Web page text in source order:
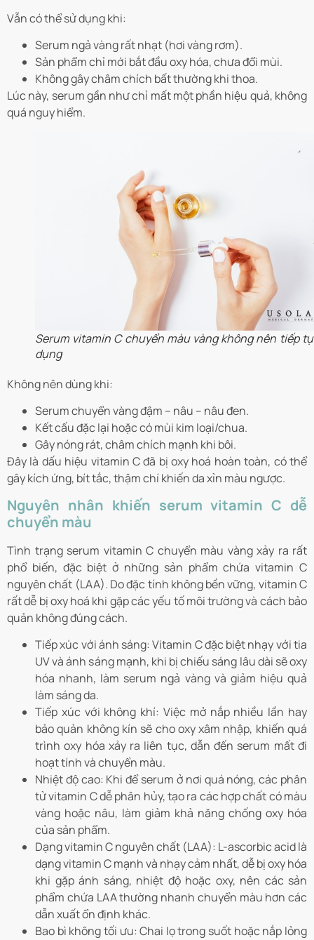
Vẫn có thể sử dụng khi:
Serum ngả vàng rất nhạt (hơi vàng rơm).
Sản phẩm chỉ mới bắt đầu oxy hóa, chưa đổi mùi.
Không gây châm chích bất thường khi thoa.
Lúc này, serum gần như chỉ mất một phần hiệu quả, không
quá nguy hiểm.
Serum vitamin C chuyển màu vàng không nên tiếp
dụng
Không nên dùng khi:
Serum chuyển vàng đậm – nâu – nâu đen.
Kết cấu đặc lại hoặc có mùi kim loại/chua.
Gây nóng rát, châm chích mạnh khi bôi.
Đây là dấu hiệu vitamin C đã bị oxy hoá hoàn toàn, có thể
gây kích ứng, bít tắc, thậm chí khiến da xỉn màu ngược.
Nguyên nhân khiến serum vitamin C dễ
chuyển màu
Tình trạng serum vitamin C chuyển màu vàng xảy ra rất
phổ biến, đặc biệt ở những sản phẩm chứa vitamin C
nguyên chất (LAA). Do đặc tính không bền vững, vitamin C
rất dễ bị oxy hoá khi gặp các yếu tố môi trường và cách bảo
quản không đúng cách.
Tiếp xúc với ánh sáng: Vitamin C đặc biệt nhạy với tia
UV và ánh sáng mạnh, khi bị chiếu sáng lâu dài sẽ oxy
hóa nhanh, làm serum ngả vàng và giảm hiệu quả
làm sáng da.
Tiếp xúc với không khí: Việc mở nắp nhiều lần hay
bảo quản không kín sẽ cho oxy xâm nhập, khiến quá
trình oxy hóa xảy ra liên tục, dẫn đến serum mất đi
hoạt tính và chuyển màu.
Nhiệt độ cao: Khi để serum ở nơi quá nóng, các phân
tử vitamin C dễ phân hủy, tạo ra các hợp chất có màu
vàng hoặc nâu, làm giảm khả năng chống oxy hóa
của sản phẩm.
Dạng vitamin C nguyên chất (LAA): L-ascorbic acid là
dạng vitamin C mạnh và nhạy cảm nhất, dễ bị oxy hóa
khi gặp ánh sáng, nhiệt độ hoặc oxy, nên các sản
phẩm chứa LAA thường nhanh chuyển màu hơn các
dẫn xuất ổn định khác.
Bao bì không tối ưu: Chai lọ trong suốt hoặc nắp lỏng